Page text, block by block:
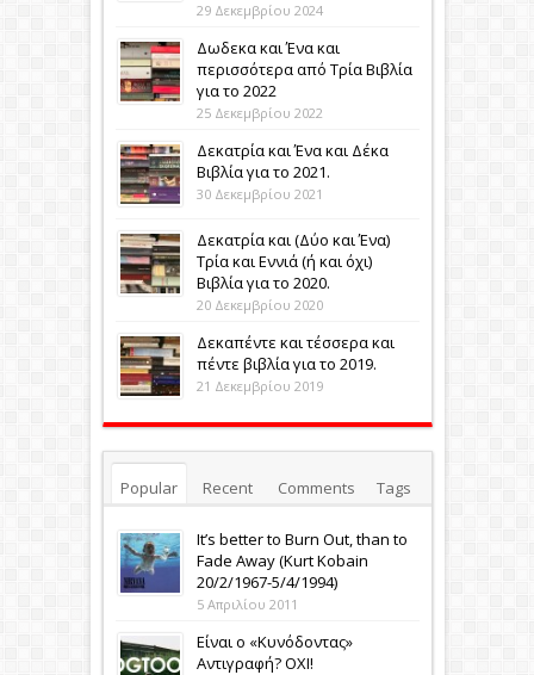
29 Δεκεμβρίου 2024
Δωδεκα και Ένα και
περισσότερα από Τρία Βιβλία
για το 2022
25 Δεκεμβρίου 2022
Δεκατρία και Ένα και Δέκα
Βιβλία για το 2021.
30 Δεκεμβρίου 2021
Δεκατρία και (Δύο και Ένα)
Τρία και Εννιά (ή και όχι)
Βιβλία για το 2020.
20 Δεκεμβρίου 2020
Δεκαπέντε και τέσσερα και
πέντε βιβλία για το 2019.
21 Δεκεμβρίου 2019
Popular Recent Comments Tags
It’s better to Burn Out, than to
Fade Away (Κurt Kobain
20/2/1967-5/4/1994)
5 Απριλίου 2011
Eίναι ο «Κυνόδοντας»
Αντιγραφή? ΟΧΙ!